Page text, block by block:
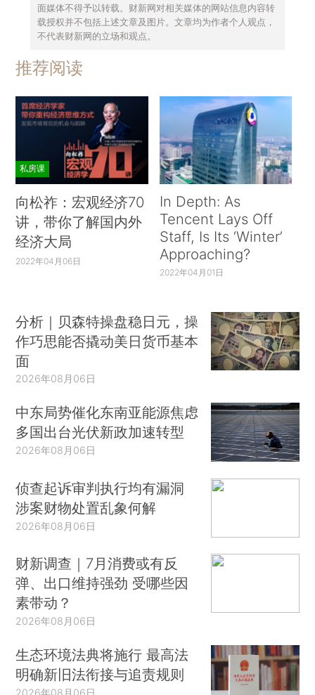
面媒体不得予以转载。财新网对相关媒体的网站信息内容转
载授权并不包括上述文章及图片。文章均为作者个人观点，
不代表财新网的立场和观点。
推荐阅读
私房课
向松祚：宏观经济70
讲，带你了解国内外
经济大局
2022年04月06日
In Depth: As
Tencent Lays Off
Staff, Is Its ‘Winter’
Approaching?
2022年04月01日
分析｜贝森特操盘稳日元，操
作巧思能否撬动美日货币基本
面
2026年08月06日
中东局势催化东南亚能源焦虑
多国出台光伏新政加速转型
2026年08月06日
侦查起诉审判执行均有漏洞
涉案财物处置乱象何解
2026年08月06日
财新调查｜7月消费或有反
弹、出口维持强劲 受哪些因
素带动？
2026年08月06日
生态环境法典将施行 最高法
明确新旧法衔接与追责规则